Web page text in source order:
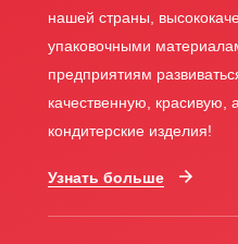
нашей страны,
упаковочными
предприятиям
качественную, красивую,
кондитерские изделия!
Узнать больше